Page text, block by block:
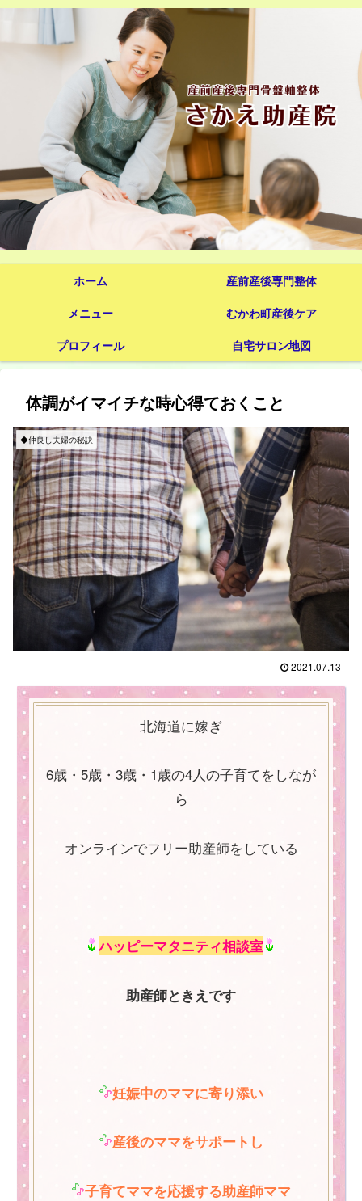
ホーム
産前産後専門整体
メニュー
むかわ町産後ケア
プロフィール
自宅サロン地図
体調がイマイチな時心得ておくこと
◆仲良し夫婦の秘訣
2021.07.13
北海道に嫁ぎ
6歳・5歳・3歳・1歳の4人の子育てをしなが
ら
オンラインでフリー助産師をしている
ハッピーマタニティ相談室
助産師ときえです
妊娠中のママに寄り添い
産後のママをサポートし
子育てママを応援する助産師ママ